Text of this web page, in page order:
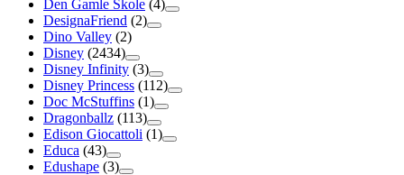
Den Gamle Skole (4)
DesignaFriend (2)
Dino Valley (2)
Disney (2434)
Disney Infinity (3)
Disney Princess (112)
Doc McStuffins (1)
Dragonballz (113)
Edison Giocattoli (1)
Educa (43)
Edushape (3)